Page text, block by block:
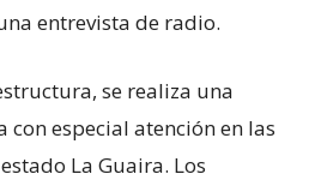
entrevista de radio.
se realiza una
especial atención en las
La Guaira. Los